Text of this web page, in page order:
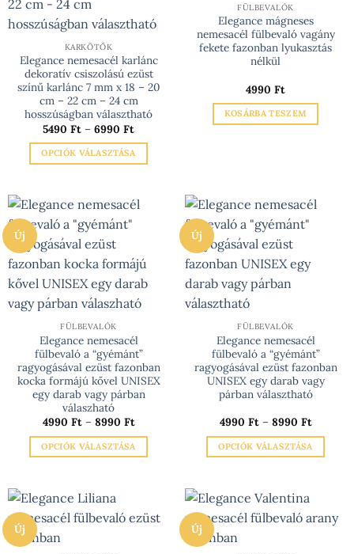
változatok
a
termékoldalon
választhatók
ki
változatok
a
termékoldalon
választhatók
KARKÖTŐK
Elegance nemesacél karlánc
dekoratív csiszolású ezüst
színű karlánc 7 mm x 18 – 20
cm – 22 cm – 24 cm
hosszúságban választható
5490 Ft – 6990 FtÁrtartomány:
-
6990 Ft
OPCIÓK VÁLASZTÁSA
terméknek
több
variációja
van.
A
változatok
a
termékoldalon
választhatók
ki
FÜLBEVALÓK
Elegance mágneses
nemesacél fülbevaló vagány
fekete fazonban lyukasztás
nélkül
4990 Ft
KOSÁRBA TESZEM
Új
FÜLBEVALÓK
Elegance nemesacél
fülbevaló a “gyémánt”
ragyogásával ezüst fazonban
kocka formájú kővel UNISEX
egy darab vagy párban
válaszható
4990 Ft – 8990 FtÁrtartomány:
-
8990 Ft
OPCIÓK VÁLASZTÁSA
terméknek
több
Új
FÜLBEVALÓK
Elegance nemesacél
fülbevaló a “gyémánt”
ragyogásával ezüst fazonban
UNISEX egy darab vagy
párban választható
4990 Ft – 8990 Ft
-
8990 Ft
OPCIÓK VÁLASZTÁSA
terméknek
több
Új Új